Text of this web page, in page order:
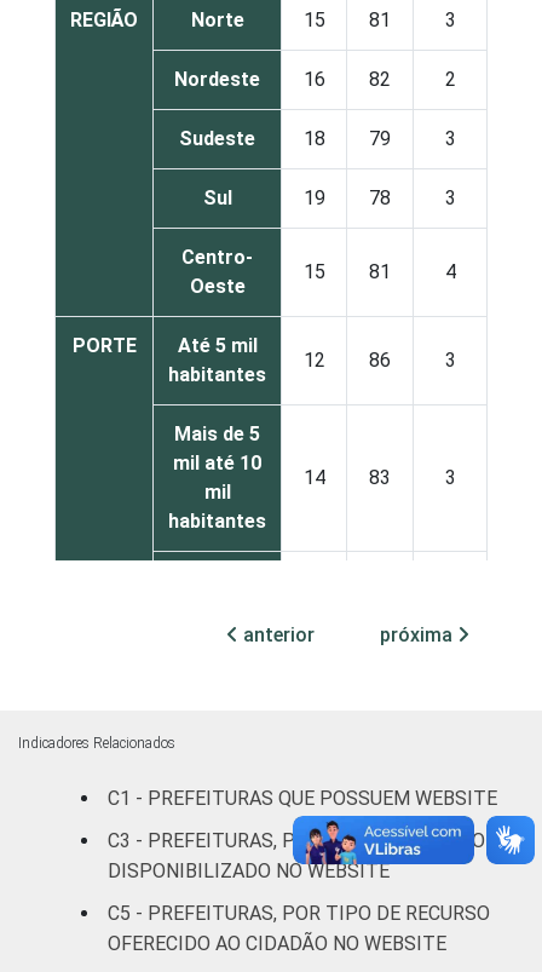
REGIÃO Norte 15 81 3
Nordeste 16 82 2
Sudeste 18 79 3
Sul 19 78 3
Centro-
Oeste
15 81 4
PORTE
Até 5 mil
habitantes
12 86 3
Mais de 5
mil até 10
mil
habitantes
14 83 3
mil
mil até 50
mil
Mais de 50
mil até
100 mil
24 72 4
anterior próxima
Indicadores Relacionados
C1 - PREFEITURAS QUE POSSUEM WEBSITE
C3 - PREFEITURAS, POR TIPO DE SERVIÇO
DISPONIBILIZADO NO WEBSITE
C5 - PREFEITURAS, POR TIPO DE RECURSO
OFERECIDO AO CIDADÃO NO WEBSITE